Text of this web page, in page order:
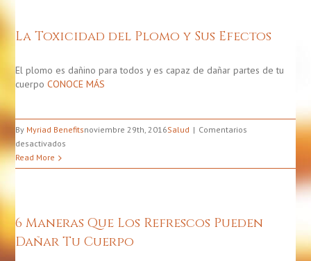
La Toxicidad del Plomo y Sus Efectos
El plomo es dañino para todos y es capaz de dañar partes de tu
cuerpoCONOCE MÁS
By Myriad Benefitsnoviembre 29th, 2016Salud
Comentarios
desactivados
Toxicidad
Sus
Efectos
Read More
6 Maneras Que Los Refrescos Pueden
Dañar Tu Cuerpo